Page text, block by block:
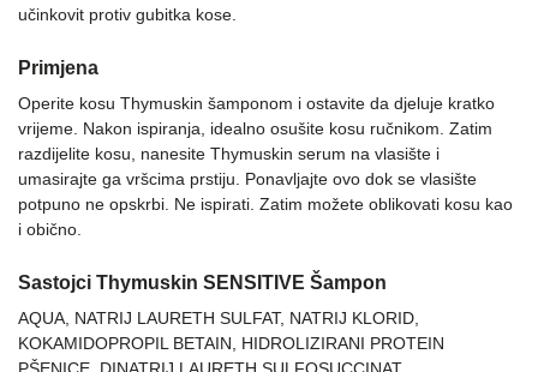
učinkovit protiv gubitka kose.
Primjena
Operite kosu Thymuskin šamponom i ostavite da djeluje kratko
vrijeme. Nakon ispiranja, idealno osušite kosu ručnikom. Zatim
razdijelite kosu, nanesite Thymuskin serum na vlasište i
umasirajte ga vršcima prstiju. Ponavljajte ovo dok se vlasište
potpuno ne opskrbi. Ne ispirati. Zatim možete oblikovati kosu kao
i obično.
Sastojci Thymuskin SENSITIVE Šampon
AQUA, NATRIJ LAURETH SULFAT, NATRIJ KLORID,
KOKAMIDOPROPIL BETAIN, HIDROLIZIRANI PROTEIN